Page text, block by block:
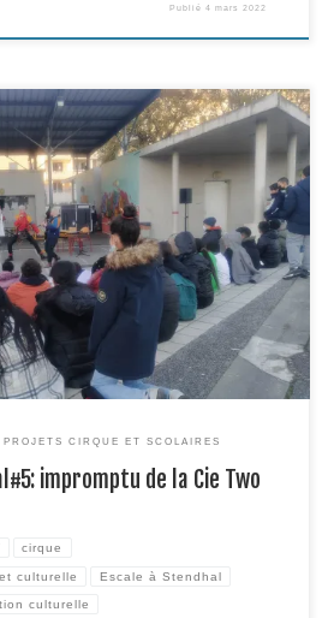
Publié4 mars 2022
personnages blonds peroxydés
avec micros, vélo, guitare et studio radio,
les élèves et présenter un extrait de
Une entrée en matière décalée pour
la Cie Two, […]
PROJETS CIRQUE ET SCOLAIRES
impromptu de la Cie Two
cirque
culturelle Escale à Stendhal
culturelle